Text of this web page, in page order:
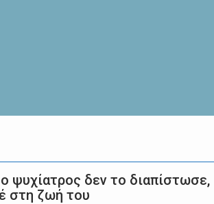
ψυχίατρος δεν το διαπίστωσε,
στη ζωή του